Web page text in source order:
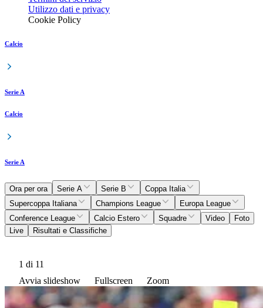
Utilizzo dati e privacy
Cookie Policy
Calcio
Serie A
Calcio
Serie A
Ora per ora Serie A Serie B
Coppa Italia
Supercoppa Italiana
Champions League
Europa League
Conference League
Calcio Estero Squadre Video
Foto
Live
Risultati e Classifiche
1 di 11
Avvia slideshow
Fullscreen Zoom